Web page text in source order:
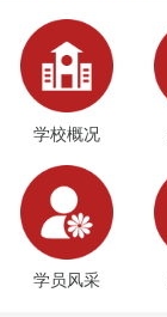
学校概况
学员风采